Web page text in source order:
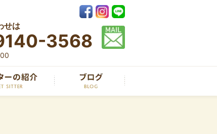
せは
3568